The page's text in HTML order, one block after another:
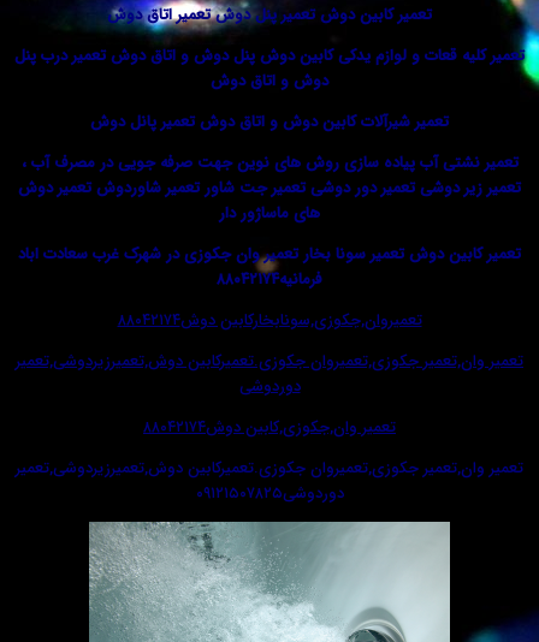
تعمیر کابین دوش تعمیر پنل دوش تعمیر اتاق دوش
قعات و لوازم یدکی کابین دوش پنل دوش و اتاق دوش تعمیر درب پنل
دوش و اتاق دوش
تعمیر شیرآلات کابین دوش و اتاق دوش تعمیر پانل دوش
آب پیاده سازی روش های نوین جهت صرفه جویی در مصرف آب ،
تعمیر دور دوشی تعمیر جت شاور تعمیر شاوردوش تعمیر دوش
های ماساژور دار
دوشتعمیر سونا بخار تعمیر وان جکوزی در شهرک غرب سعادت اباد
تعمیروان,جکوزی,سونابخارکابین دوش۸۸۰۴۲۱۷۴
جکوزی,تعمیروان جکوزی.تعمیرکابین دوش,تعمیرزیردوشی,تعمیر
تعمیر وان,جکوزی,کابین دوش۸۸۰۴۲۱۷۴
جکوزی,تعمیروان جکوزی.تعمیرکابین دوش,تعمیرزیردوشی,تعمیر